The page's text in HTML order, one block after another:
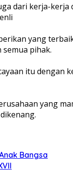
dari kerja-
yang
pihak.
itu dengan
yang
Bangsa